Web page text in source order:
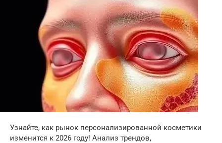
Узнайте, как рынок персонализированной косметики
изменится к 2026 году! Анализ трендов,